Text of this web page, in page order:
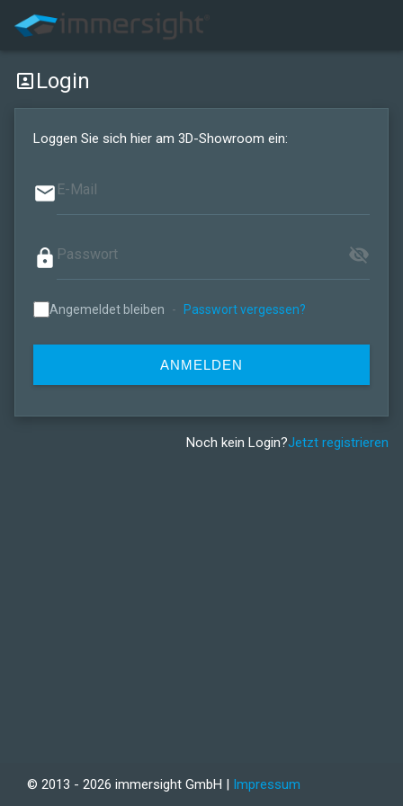
portrait Login
Loggen Sie sich hier am 3D-Showroom ein:
email
lock visibility_off
Angemeldet bleiben - Passwort vergessen?
ANMELDEN
Noch kein Login?Jetzt registrieren
© 2013 - 2026 immersight GmbH | Impressum